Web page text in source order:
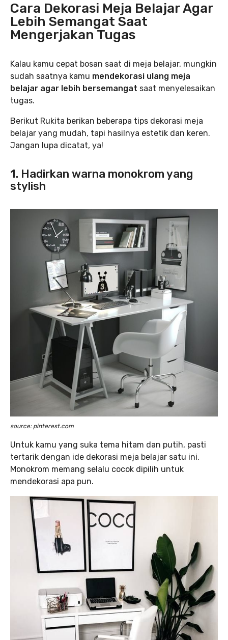
Cara Dekorasi Meja Belajar Agar
Lebih Semangat Saat
Mengerjakan Tugas
Kalau kamu cepat bosan saat di meja belajar, mungkin
sudah saatnya kamu mendekorasi ulang meja
belajar agar lebih bersemangat saat menyelesaikan
tugas.
Berikut Rukita berikan beberapa tips dekorasi meja
belajar yang mudah, tapi hasilnya estetik dan keren.
Jangan lupa dicatat, ya!
1. Hadirkan warna monokrom yang
stylish
source: pinterest.com
Untuk kamu yang suka tema hitam dan putih, pasti
tertarik dengan ide dekorasi meja belajar satu ini.
Monokrom memang selalu cocok dipilih untuk
mendekorasi apa pun.